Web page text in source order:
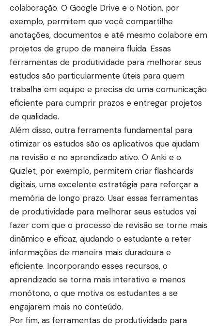
colaboração. O Google Drive e o Notion, por
exemplo, permitem que você compartilhe
anotações, documentos e até mesmo colabore em
projetos de grupo de maneira fluida. Essas
ferramentas de produtividade para melhorar seus
estudos são particularmente úteis para quem
trabalha em equipe e precisa de uma comunicação
eficiente para cumprir prazos e entregar projetos
de qualidade.
Além disso, outra ferramenta fundamental para
otimizar os estudos são os aplicativos que ajudam
na revisão e no aprendizado ativo. O Anki e o
Quizlet, por exemplo, permitem criar flashcards
digitais, uma excelente estratégia para reforçar a
memória de longo prazo. Usar essas ferramentas
de produtividade para melhorar seus estudos vai
fazer com que o processo de revisão se torne mais
dinâmico e eficaz, ajudando o estudante a reter
informações de maneira mais duradoura e
eficiente. Incorporando esses recursos, o
aprendizado se torna mais interativo e menos
monótono, o que motiva os estudantes a se
engajarem mais no conteúdo.
Por fim, as ferramentas de produtividade para